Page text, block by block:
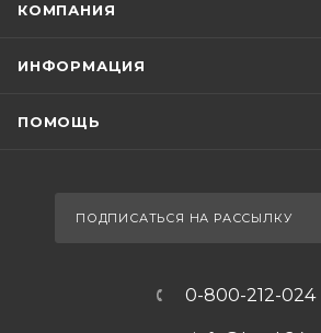
КОМПАНИЯ
ИНФОРМАЦИЯ
ПОМОЩЬ
ПОДПИСАТЬСЯ НА РАССЫЛКУ
0-800-212-024